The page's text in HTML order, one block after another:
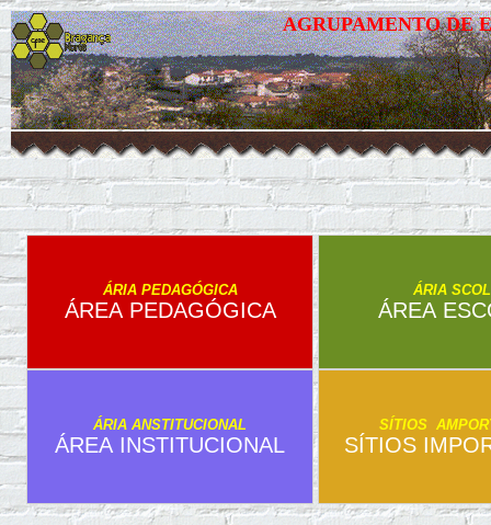
AGRUPAMENTO DE
ÁRIA PEDAGÓGICA
ÁREA PEDAGÓGICA
ÁRIA
ÁREA
ÁRIA ANSTITUCIONAL
ÁREA INSTITUCIONAL
SÍTIOS
SÍTIOS